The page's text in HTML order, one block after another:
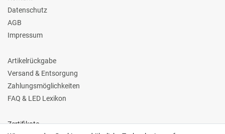
Datenschutz
AGB
Impressum
Artikelrückgabe
Versand & Entsorgung
Zahlungsmöglichkeiten
FAQ & LED Lexikon
Zertifikate